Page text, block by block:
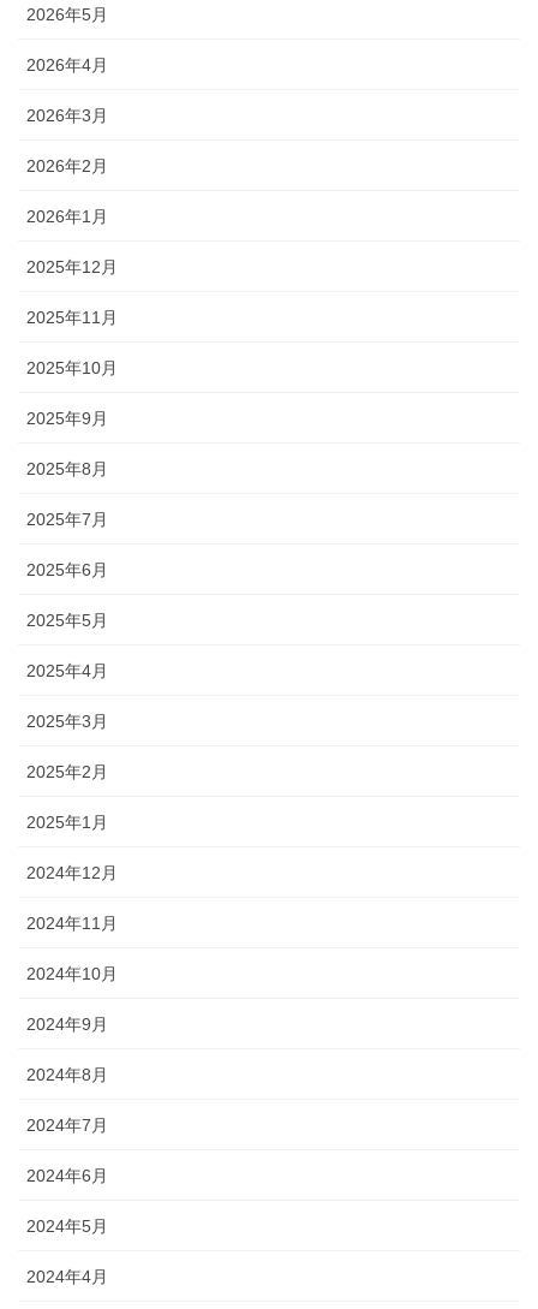
2026年5月
2026年4月
2026年3月
2026年2月
2026年1月
2025年12月
2025年11月
2025年10月
2025年9月
2025年8月
2025年7月
2025年6月
2025年5月
2025年4月
2025年3月
2025年2月
2025年1月
2024年12月
2024年11月
2024年10月
2024年9月
2024年8月
2024年7月
2024年6月
2024年5月
2024年4月